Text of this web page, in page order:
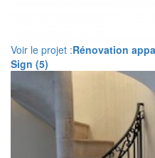
Voir le projet :Rénovation
Sign (5)